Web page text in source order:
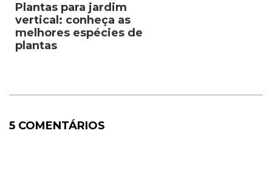
Plantas para jardim
vertical: conheça as
melhores espécies de
plantas
5 COMENTÁRIOS